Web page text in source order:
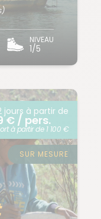
NIVEAU
1/5
jours à partir de
€ / pers.
à partir de 1 100 €
SUR MESURE